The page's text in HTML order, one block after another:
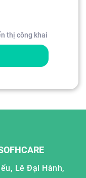
thị công khai
Lê Đại Hành,